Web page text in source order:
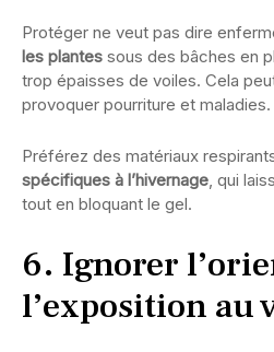
Protéger ne veut pas dire
les plantes sous des bâches en
trop épaisses de voiles. Cela
provoquer pourriture et maladies.
Préférez des matériaux
spécifiques à l’hivernage, qui
tout en bloquant le gel.
6. Ignorer
l’exposition au